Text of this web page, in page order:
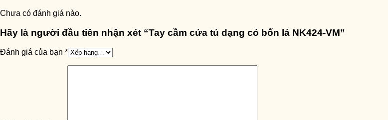
Chưa có đánh giá nào.
Hãy là người đầu tiên nhận xét “Tay cầm cửa tủ dạng cỏ bốn lá NK424-VM”
Đánh giá của bạn *